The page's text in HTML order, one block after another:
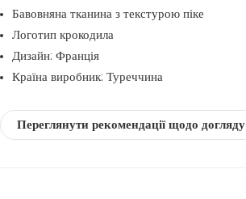
Бавовняна тканина з текстурою піке
Логотип крокодила
Дизайн: Франція
Країна виробник: Туреччина
Переглянути рекомендації щодо догляду